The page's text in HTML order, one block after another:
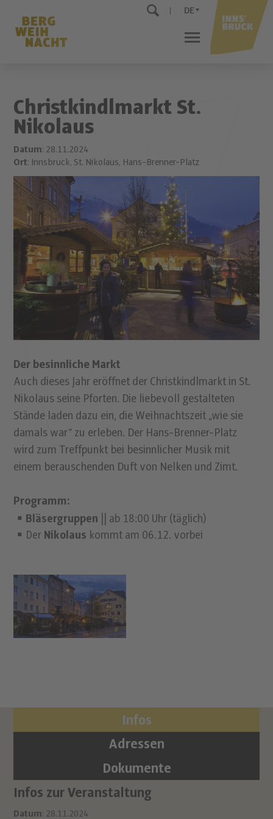
DE
Christkindlmarkt St.
Nikolaus
Datum: 28.11.2024
Ort: Innsbruck, St. Nikolaus, Hans-Brenner-Platz
Der besinnliche Markt
Auch dieses Jahr eröffnet der Christkindlmarkt in St.
Nikolaus seine Pforten. Die liebevoll gestalteten
Stände laden dazu ein, die Weihnachtszeit „wie sie
damals war“ zu erleben. Der Hans-Brenner-Platz
wird zum Treffpunkt bei besinnlicher Musik mit
einem berauschenden Duft von Nelken und Zimt.
Programm:
Bläsergruppen || ab 18:00 Uhr (täglich)
Der Nikolaus kommt am 06.12. vorbei
Infos zur Veranstaltung
Datum: 28.11.2024
Infos
Adressen
Dokumente